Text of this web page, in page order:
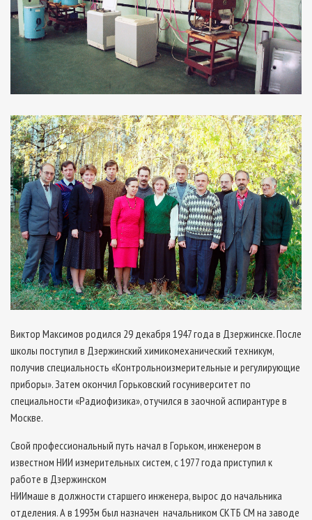
Виктор Максимов родился 29 декабря 1947 года в Дзержинске. После
школы поступил в Дзержинский химико­механический техникум,
получив специальность «Контрольно­измерительные и регулирующие
приборы». Затем окончил Горьковский госуниверситет по
специальности «Радиофизика», отучился в заочной аспирантуре в
Москве.
Свой профессиональный путь начал в Горьком, инженером в
известном НИИ измерительных систем, с 1977 года приступил к
работе в Дзержинском
НИИмаше в должности старшего инженера, вырос до начальника
отделения. А в 1993­м был назначен начальником СКТБ СМ на заводе